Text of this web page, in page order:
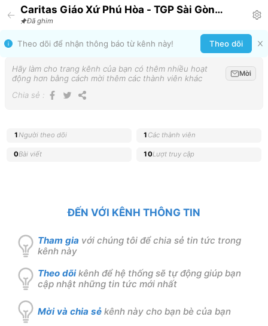
Caritas Giáo Xứ Phú Hòa - TGP Sài Gòn
Announcement
Đã ghim
Theo dõi để nhận thông báo từ kênh này! Theo dõi
Hãy làm cho trang kênh của bạn có thêm nhiều hoạt
động hơn bằng cách mời thêm các thành viên khác
Mời
Chia sẻ :
1Người theo dõi 1 Các thành viên
0Bài viết 10Lượt truy cập
ĐẾN VỚI KÊNH THÔNG TIN
Tham gia với chúng tôi để chia sẻ tin tức trong
kênh này
Theo dõi kênh để hệ thống sẽ tự động giúp bạn
cập nhật những tin tức mới nhất
Mời và chia sẻ kênh này cho bạn bè của bạn